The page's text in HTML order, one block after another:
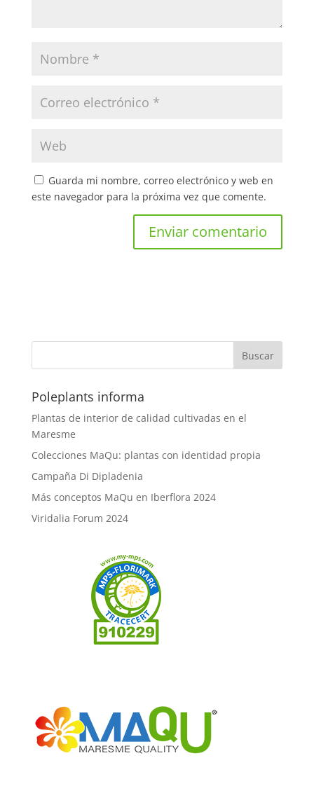
Guarda mi nombre, correo electrónico y web en
este navegador para la próxima vez que comente.
Poleplants informa
Plantas de interior de calidad cultivadas en el
Maresme
Colecciones MaQu: plantas con identidad propia
Campaña Di Dipladenia
Más conceptos MaQu en Iberflora 2024
Viridalia Forum 2024